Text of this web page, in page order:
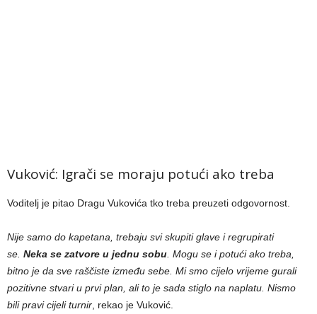
Vuković: Igrači se moraju potući ako treba
Voditelj je pitao Dragu Vukovića tko treba preuzeti odgovornost.
Nije samo do kapetana, trebaju svi skupiti glave i regrupirati
se. Neka se zatvore u jednu sobu . Mogu se i potući ako treba,
bitno je da sve raščiste između sebe. Mi smo cijelo vrijeme gurali
pozitivne stvari u prvi plan, ali to je sada stiglo na naplatu. Nismo
bili pravi cijeli turnir , rekao je Vuković.